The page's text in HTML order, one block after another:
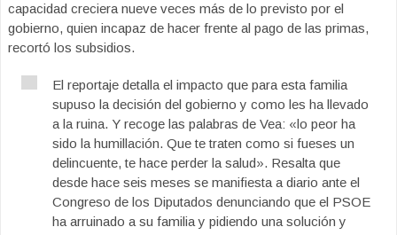
capacidad creciera nueve veces más de lo previsto por el
gobierno, quien incapaz de hacer frente al pago de las primas,
recortó los subsidios.
El reportaje detalla el impacto que para esta familia
supuso la decisión del gobierno y como les ha llevado
a la ruina. Y recoge las palabras de Vea: «lo peor ha
sido la humillación. Que te traten como si fueses un
delincuente, te hace perder la salud». Resalta que
desde hace seis meses se manifiesta a diario ante el
Congreso de los Diputados denunciando que el PSOE
ha arruinado a su familia y pidiendo una solución y